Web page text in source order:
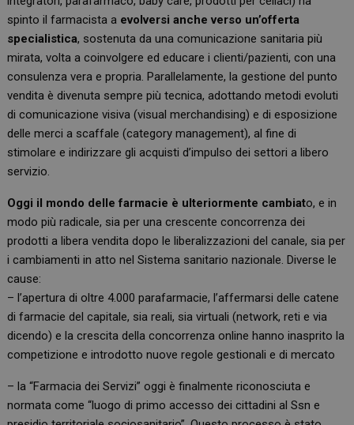
spinto il farmacista a evolversi anche verso un’offerta
specialistica, sostenuta da una comunicazione sanitaria più
mirata, volta a coinvolgere ed educare i clienti/pazienti, con una
consulenza vera e propria. Parallelamente, la gestione del punto
vendita è divenuta sempre più tecnica, adottando metodi evoluti
di comunicazione visiva (visual merchandising) e di esposizione
delle merci a scaffale (category management), al fine di
stimolare e indirizzare gli acquisti d’impulso dei settori a libero
servizio.
Oggi il mondo delle farmacie è ulteriormente cambiato, e in
modo più radicale, sia per una crescente concorrenza dei
prodotti a libera vendita dopo le liberalizzazioni del canale, sia per
i cambiamenti in atto nel Sistema sanitario nazionale. Diverse le
cause:
– l’apertura di oltre 4.000 parafarmacie, l’affermarsi delle catene
di farmacie del capitale, sia reali, sia virtuali (network, reti e via
dicendo) e la crescita della concorrenza online hanno inasprito la
competizione e introdotto nuove regole gestionali e di mercato
– la “Farmacia dei Servizi” oggi è finalmente riconosciuta e
normata come “luogo di primo accesso dei cittadini al Ssn e